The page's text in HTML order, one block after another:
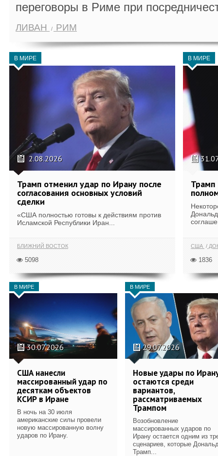
переговоры в Риме при
ЛИВАН РИМ
В МИРЕ
2.08.2026
Трамп отменил удар по Ирану после
согласования основных условий
сделки
«США полностью готовы к действиям против
Исламской Республики Иран...
БЛИЖНИЙ ВОСТОК
5098
В МИРЕ
Трамп
США
1836
В МИРЕ
30.07.2026
США нанесли
массированный удар по
десяткам объектов
КСИР в Иране
В ночь на 30 июля
американские силы провели
новую массированную волну
ударов по Ирану.
В МИРЕ
29.07.2026
Новые удары по
остаются среди
вариантов,
рассматриваемых
Трампом
Возобновление
массированных ударов по
Ирану остается одним из
сценариев, которые
Трамп...